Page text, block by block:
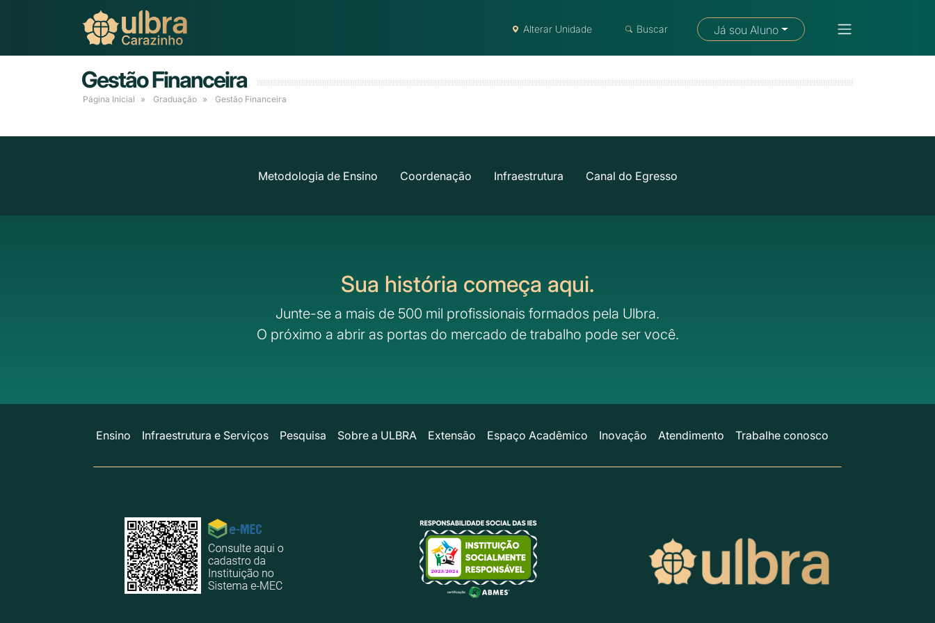
Fale com um consultor
Alterar Unidade Buscar Já sou Aluno
Gestão Financeira
Página Inicial Graduação Gestão Financeira
Metodologia de Ensino Coordenação Infraestrutura Canal do Egresso
Sua história começa aqui.
Junte-se a mais de 500 mil profissionais formados pela Ulbra.
O próximo a abrir as portas do mercado de trabalho pode ser você.
Ensino Infraestrutura e Serviços Pesquisa Sobre a ULBRA Extensão Espaço Acadêmico Inovação Atendimento Trabalhe conosco